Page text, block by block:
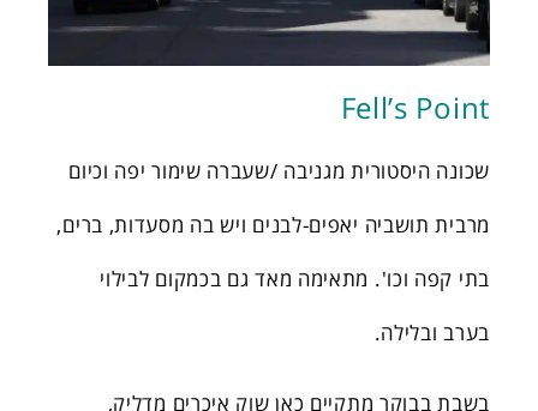
Fell’s Point
שכונה היסטורית מגניבה /שעברה שימור יפה וכיום
מרבית תושביה יאפים-לבנים ויש בה מסעדות, ברים,
בתי קפה וכו'. מתאימה מאד גם בכמקום לבילוי
בערב ובלילה.
בשבת בבוקר מתקיים כאן שוק איכרים מדליק,